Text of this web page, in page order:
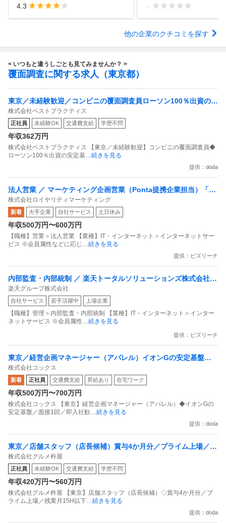
4.3
--
他の企業のクチコミを探す
< いつもと違うしごとも見てみませんか？ >
覆面調査に関する求人（東京都）
東京／未経験歓迎／コンビニの覆面調査員ローソン100％出資の安
定基盤／月５日在宅／残業月10時間
株式会社ベストプラクティス
正社員 未経験OK 交通費支給 学歴不問
年収362万円
株式会社ベストプラクティス 【東京／未経験歓迎】コンビニの覆面調査員◆
ローソン100％出資の安定基 …続きを見る
提供：doda
法人営業 ／ マーケティング企画営業（Ponta提携企業担当）「国
内最大級の共通ポイントサービスを展開／無駄のない消費社会を
目指すデータマーケティングカンパニー」
株式会社ロイヤリティマーケティング
新着 大手企業 自社サービス 土日休み
年収500万円〜600万円
【職種】営業＞法人営業 【業種】IT・インターネット＞インターネットサー
ビス ※会員属性などに応じ
…続きを見る
提供：ビズリーチ
内部監査・内部統制 ／ 楽天トータルソリューションズ株式会社
戦略事業コンプライアンス支援部 業務統制支援課：ショップコン
プライアンス推進担当（SBCSD）
楽天グループ株式会社
自社サービス 若手活躍中 上場企業
【職種】管理＞内部監査・内部統制 【業種】IT・インターネット＞インター
ネットサービス ※会員属性 …続きを見る
提供：ビズリーチ
東京／経営企画マネージャー（アパレル）イオンGの安定基盤／
面接1回／即入社歓迎
株式会社コックス
新着 正社員 交通費支給 昇給あり 在宅ワーク
年収500万円〜700万円
株式会社コックス 【東京】経営企画マネージャー（アパレル）◆イオンGの
安定基盤／面接1回／即入社歓 …続きを見る
提供：doda
東京／店舗スタッフ（店長候補）賞与4か月分／プライム上場／残
業月15H以下／新店オープン多数
株式会社グルメ杵屋
正社員 未経験OK 交通費支給 学歴不問
年収420万円〜560万円
株式会社グルメ杵屋 【東京】店舗スタッフ（店長候補）◇賞与4か月分／プ
ライム上場／残業月15H以下 …続きを見る
提供：doda